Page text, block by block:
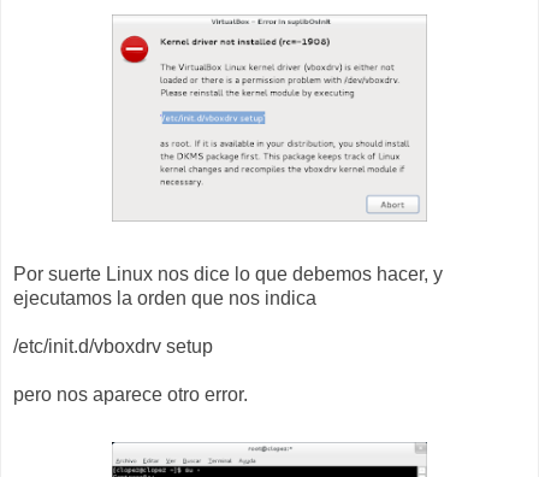
Por suerte Linux nos dice lo que debemos hacer, y
ejecutamos la orden que nos indica
/etc/init.d/vboxdrv setup
pero nos aparece otro error.